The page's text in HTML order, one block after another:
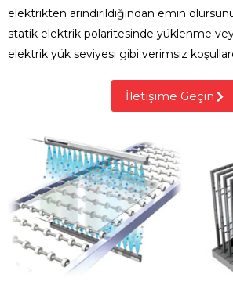
elektrikten arındırıldığından emin
statik elektrik polaritesinde yüklenme
elektrik yük seviyesi gibi verimsiz
İletişime Geçin